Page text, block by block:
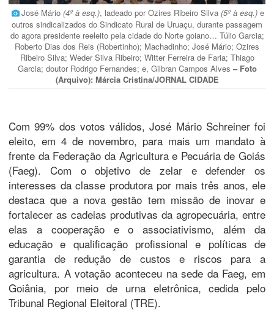
José Mário (4º à esq.), ladeado por Ozires Ribeiro Silva (5º à esq.) e
outros sindicalizados do Sindicato Rural de Uruaçu, durante passagem
do agora presidente reeleito pela cidade do Norte goiano… Túlio Garcia;
Roberto Dias dos Reis (Robertinho); Machadinho; José Mário; Ozires
Ribeiro Silva; Weder Silva Ribeiro; Witter Ferreira de Faria; Thiago
Garcia; doutor Rodrigo Fernandes; e, Gilbran Campos Alves – Foto
(Arquivo): Márcia Cristina/JORNAL CIDADE
Com 99% dos votos válidos, José Mário Schreiner foi
eleito, em 4 de novembro, para mais um mandato à
frente da Federação da Agricultura e Pecuária de Goiás
(Faeg). Com o objetivo de zelar e defender os
interesses da classe produtora por mais três anos, ele
destaca que a nova gestão tem missão de inovar e
fortalecer as cadeias produtivas da agropecuária, entre
elas a cooperação e o associativismo, além da
educação e qualificação profissional e políticas de
garantia de redução de custos e riscos para a
agricultura. A votação aconteceu na sede da Faeg, em
Goiânia, por meio de urna eletrônica, cedida pelo
Tribunal Regional Eleitoral (TRE).